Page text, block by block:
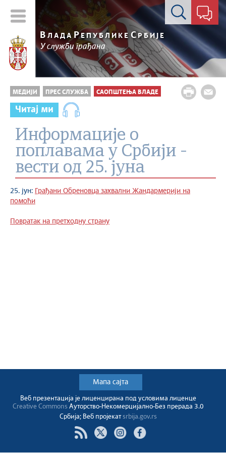
Контакт форма
В ЛАДА РЕПУБЛИКЕ СРБИЈЕ
У служби грађана
МЕДИЈИ ПРЕС СЛУЖБА САОПШТЕЊА ВЛАДЕ
Читај ми
Информације о
поплавама у Србији -
вести од 25. јуна
25. јун:
Грађани Обреновца захвални Жандармерији на
помоћи
Повратак на претходну страну
Мапа сајта
Веб презентација jе лиценциранa под условима лиценце
Creative CommonsАуторство-Некомерцијално-Без прерада 3.0
Србија; Веб пројекатsrbija.gov.rs